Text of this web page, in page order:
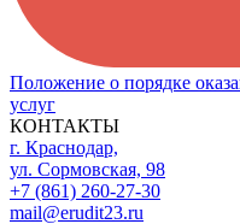
Положение о порядке
услуг
КОНТАКТЫ
г. Краснодар,
ул. Сормовская, 98
+7 (861) 260-27-30
mail@erudit23.ru